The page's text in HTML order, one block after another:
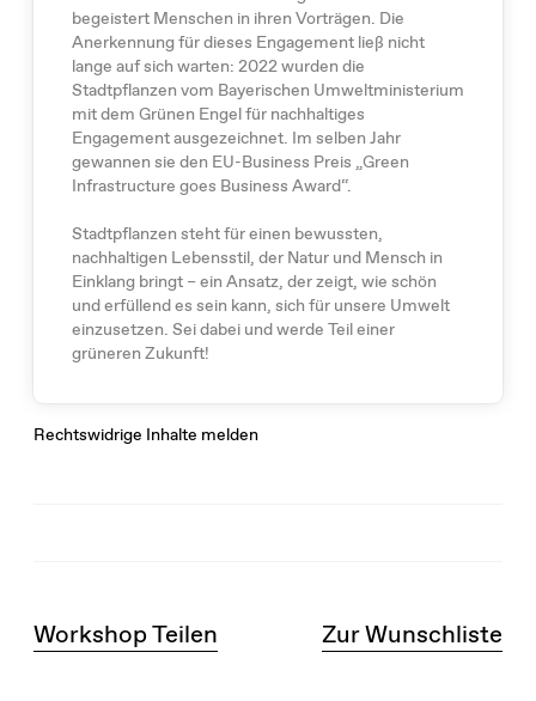
begeistert Menschen in ihren Vorträgen. Die
Anerkennung für dieses Engagement ließ nicht
lange auf sich warten: 2022 wurden die
Stadtpflanzen vom Bayerischen Umweltministerium
mit dem Grünen Engel für nachhaltiges
Engagement ausgezeichnet. Im selben Jahr
gewannen sie den EU-Business Preis „Green
Infrastructure goes Business Award“.
Stadtpflanzen steht für einen bewussten,
nachhaltigen Lebensstil, der Natur und Mensch in
Einklang bringt – ein Ansatz, der zeigt, wie schön
und erfüllend es sein kann, sich für unsere Umwelt
einzusetzen. Sei dabei und werde Teil einer
grüneren Zukunft!
Rechtswidrige Inhalte melden
Workshop Teilen Zur Wunschliste